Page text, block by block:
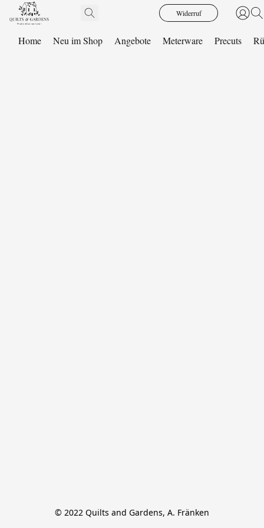
Widerruf
Home Neu im Shop Angebote Meterware Precuts
© 2022 Quilts and Gardens, A. Fränken